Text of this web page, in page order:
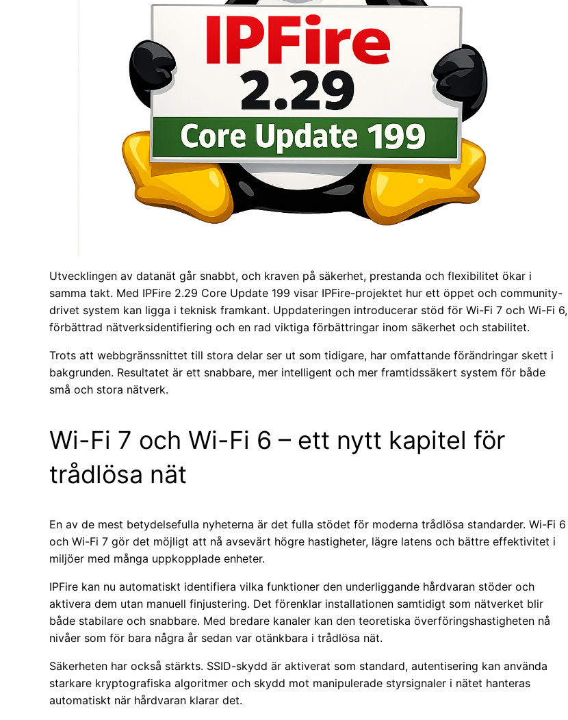
Utvecklingen av datanät går snabbt, och kraven på säkerhet, prestanda och flexibilitet ökar i
samma takt. Med IPFire 2.29 Core Update 199 visar IPFire-projektet hur ett öppet och community-
drivet system kan ligga i teknisk framkant. Uppdateringen introducerar stöd för Wi-Fi 7 och Wi-Fi 6,
förbättrad nätverksidentifiering och en rad viktiga förbättringar inom säkerhet och stabilitet.
Trots att webbgränssnittet till stora delar ser ut som tidigare, har omfattande förändringar skett i
bakgrunden. Resultatet är ett snabbare, mer intelligent och mer framtidssäkert system för både
små och stora nätverk.
Wi-Fi 7 och Wi-Fi 6 – ett nytt kapitel för
trådlösa nät
En av de mest betydelsefulla nyheterna är det fulla stödet för moderna trådlösa standarder. Wi-Fi 6
och Wi-Fi 7 gör det möjligt att nå avsevärt högre hastigheter, lägre latens och bättre effektivitet i
miljöer med många uppkopplade enheter.
IPFire kan nu automatiskt identifiera vilka funktioner den underliggande hårdvaran stöder och
aktivera dem utan manuell finjustering. Det förenklar installationen samtidigt som nätverket blir
både stabilare och snabbare. Med bredare kanaler kan den teoretiska överföringshastigheten nå
nivåer som för bara några år sedan var otänkbara i trådlösa nät.
Säkerheten har också stärkts. SSID-skydd är aktiverat som standard, autentisering kan använda
starkare kryptografiska algoritmer och skydd mot manipulerade styrsignaler i nätet hanteras
automatiskt när hårdvaran klarar det.